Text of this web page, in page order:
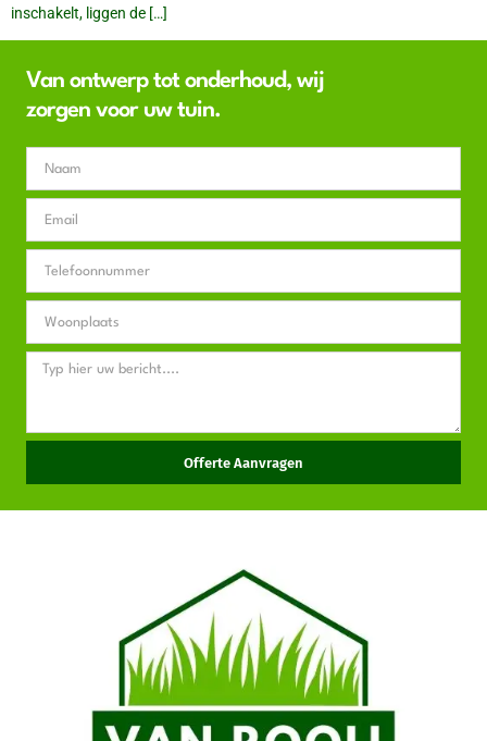
inschakelt, liggen de […]
Van ontwerp tot onderhoud, wij
zorgen voor uw tuin.
Offerte Aanvragen